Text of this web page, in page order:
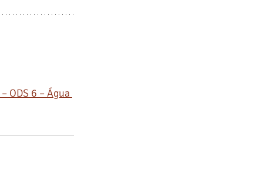
ODS 6 – Água